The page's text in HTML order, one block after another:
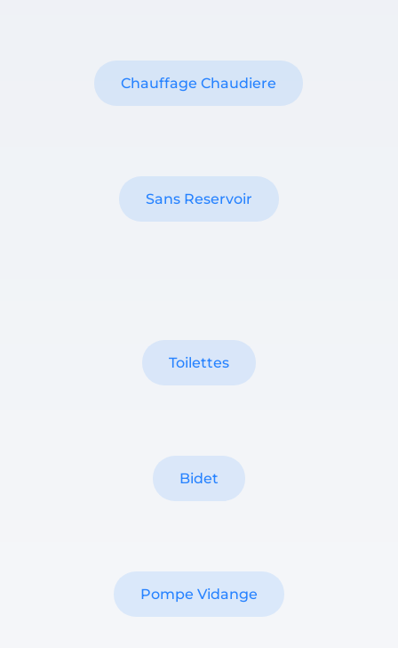
Chauffage Chaudiere
Sans Reservoir
Toilettes
Bidet
Pompe Vidange